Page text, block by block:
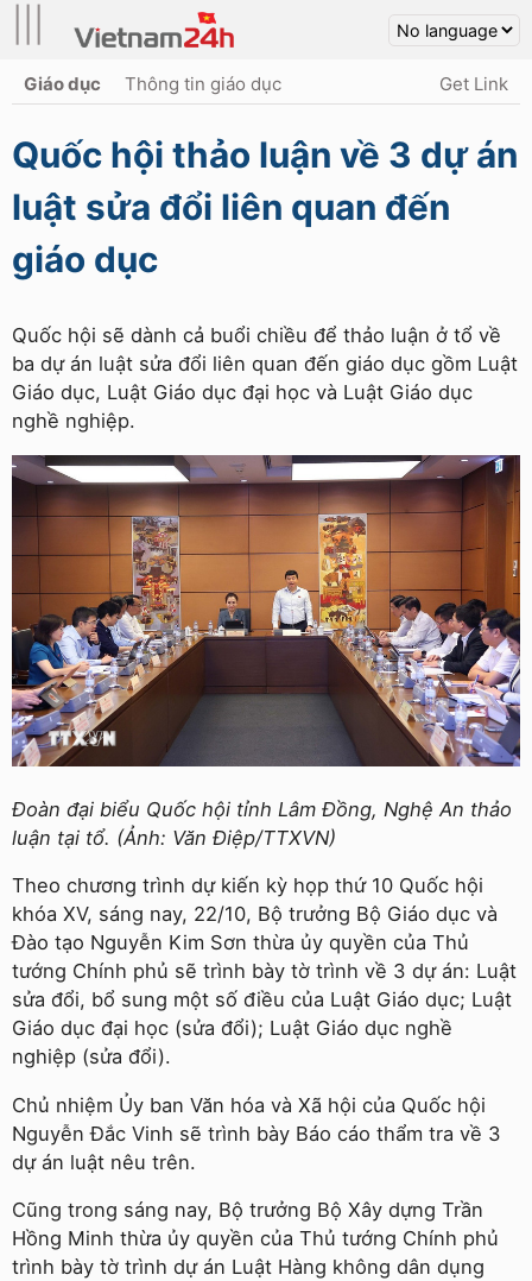
Giáo dục Thông tin giáo dục Get Link
Quốc hội thảo luận về 3 dự án
luật sửa đổi liên quan đến
giáo dục
Quốc hội sẽ dành cả buổi chiều để thảo luận ở tổ về
ba dự án luật sửa đổi liên quan đến giáo dục gồm Luật
Giáo dục, Luật Giáo dục đại học và Luật Giáo dục
nghề nghiệp.
Đoàn đại biểu Quốc hội tỉnh Lâm Đồng, Nghệ An thảo
luận tại tổ. (Ảnh: Văn Điệp/TTXVN)
Theo chương trình dự kiến kỳ họp thứ 10 Quốc hội
khóa XV, sáng nay, 22/10, Bộ trưởng Bộ Giáo dục và
Đào tạo Nguyễn Kim Sơn thừa ủy quyền của Thủ
tướng Chính phủ sẽ trình bày tờ trình về 3 dự án: Luật
sửa đổi, bổ sung một số điều của Luật Giáo dục; Luật
Giáo dục đại học (sửa đổi); Luật Giáo dục nghề
nghiệp (sửa đổi).
Chủ nhiệm Ủy ban Văn hóa và Xã hội của Quốc hội
Nguyễn Đắc Vinh sẽ trình bày Báo cáo thẩm tra về 3
dự án luật nêu trên.
Cũng trong sáng nay, Bộ trưởng Bộ Xây dựng Trần
Hồng Minh thừa ủy quyền của Thủ tướng Chính phủ
trình bày tờ trình dự án Luật Hàng không dân dụng